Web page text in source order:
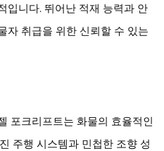
입니다. 뛰어난 적재 능력과 안
자 취급을 위한 신뢰할 수 있는
포크리프트는 화물의 효율적인
주행 시스템과 민첩한 조향 성